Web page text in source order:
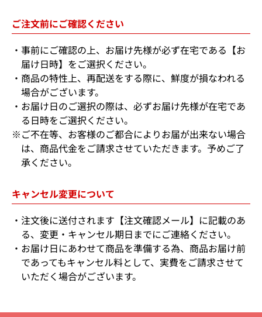
ご注文前にご確認ください
事前にご確認の上、お届け先様が必ず在宅である【お
届け日時】をご選択ください。
商品の特性上、再配送をする際に、鮮度が損なわれる
場合がございます。
お届け日のご選択の際は、必ずお届け先様が在宅であ
る日時をご選択ください。
※ご不在等、お客様のご都合によりお届が出来ない場合
は、商品代金をご請求させていただきます。予めご了
承ください。
キャンセル変更について
注文後に送付されます【注文確認メール】に記載のあ
る、変更・キャンセル期日までにご連絡ください。
お届け日にあわせて商品を準備する為、商品お届け前
であってもキャンセル料として、実費をご請求させて
いただく場合がございます。